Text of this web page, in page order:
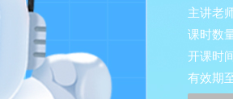
主讲老
课时数
开课时
有效期